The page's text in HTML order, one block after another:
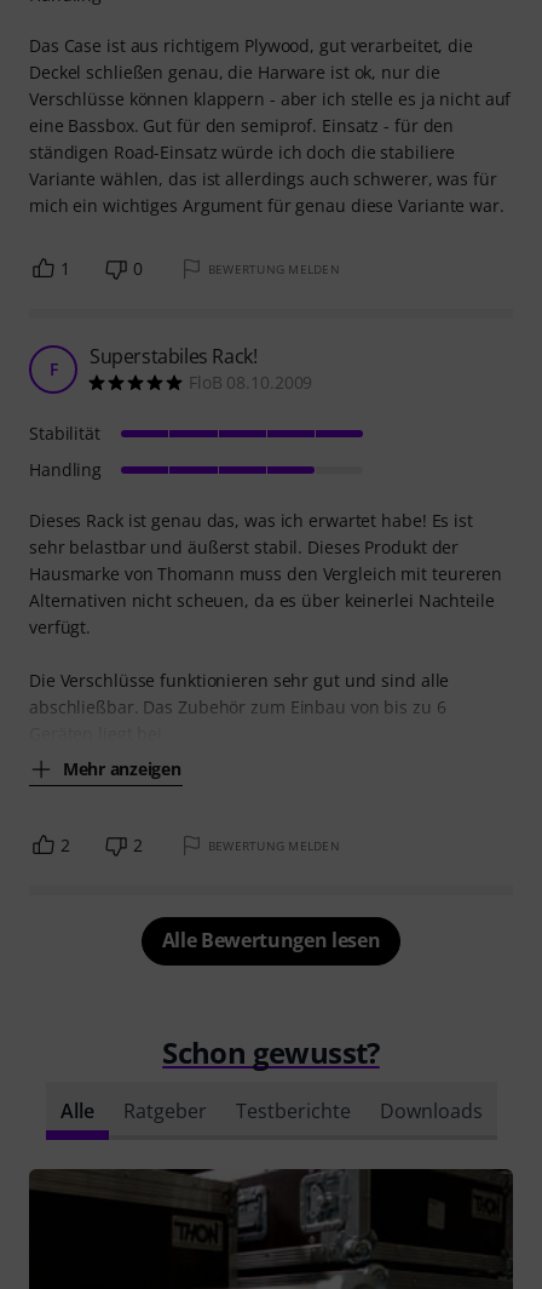
Das Case ist aus richtigem Plywood, gut verarbeitet, die
Deckel schließen genau, die Harware ist ok, nur die
Verschlüsse können klappern - aber ich stelle es ja nicht auf
eine Bassbox. Gut für den semiprof. Einsatz - für den
ständigen Road-Einsatz würde ich doch die stabiliere
Variante wählen, das ist allerdings auch schwerer, was für
mich ein wichtiges Argument für genau diese Variante war.
1 0 BEWERTUNG MELDEN
F Superstabiles Rack!
FloB 08.10.2009
Dieses Rack ist genau das, was ich erwartet habe! Es ist
sehr belastbar und äußerst stabil. Dieses Produkt der
Hausmarke von Thomann muss den Vergleich mit teureren
Alternativen nicht scheuen, da es über keinerlei Nachteile
verfügt.
Die Verschlüsse funktionieren sehr gut und sind alle
abschließbar. Das Zubehör zum Einbau von bis zu 6
Mehr anzeigen
Stabilität
Handling
2 2 BEWERTUNG MELDEN
Alle Bewertungen lesen
Schon gewusst?
Alle Ratgeber Testberichte Downloads